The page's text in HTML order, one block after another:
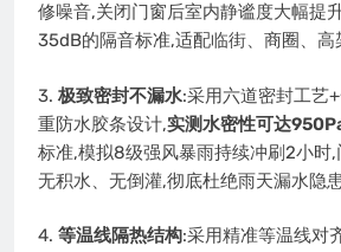
修噪音,关闭门窗后室内静谧度大幅提
35dB的隔音标准,适配临街、商圈、高
3. 极致密封不漏水:采用六道密封工艺
重防水胶条设计,实测水密性可达
标准,模拟8级强风暴雨持续冲刷2小时,
无积水、无倒灌,彻底杜绝雨天漏水隐患
4. 等温线隔热结构:采用精准等温线对